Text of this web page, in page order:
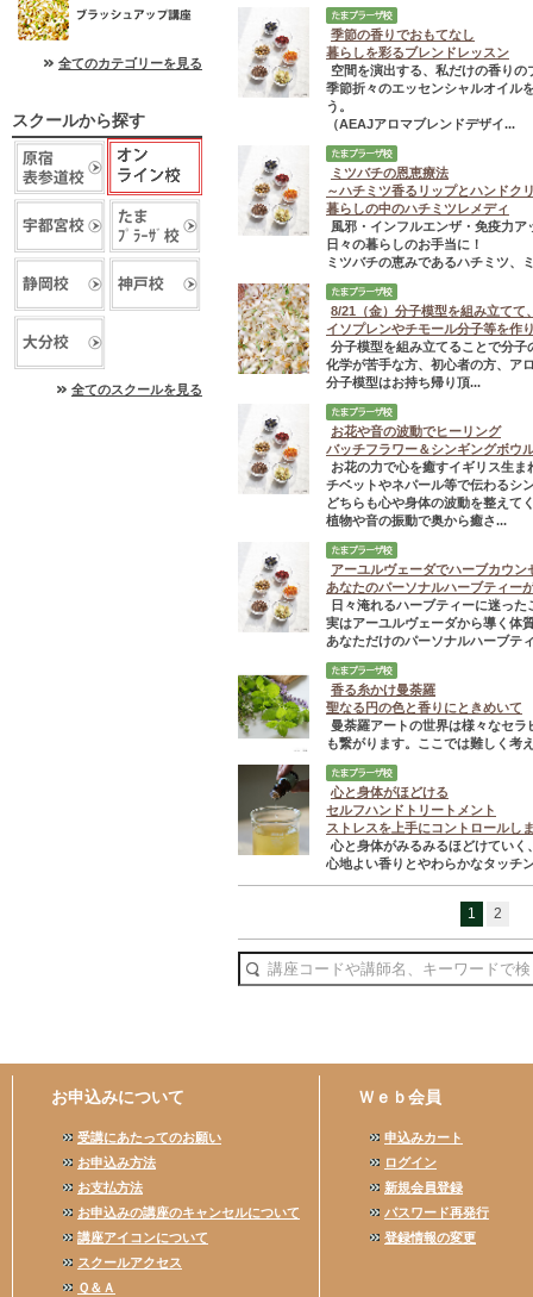
全てのカテゴリーを見る
スクールから探す
全てのスクールを見る
季節の香りでおもてなし
暮らしを彩るブレンドレッスン
空間を演出する、私だけの香りの
季節折々のエッセンシャルオイル
う。
（AEAJアロマブレンドデザイ...
ミツバチの恩恵療法
～ハチミツ香るリップとハンドク
暮らしの中のハチミツレメディ
風邪・インフルエンザ・免疫力
日々の暮らしのお手当に！
ミツバチの恵みであるハチミツ、
8/21（金）分子模型を組み立てて
イソプレンやチモール分子等を作
分子模型を組み立てることで分子
化学が苦手な方、初心者の方、ア
分子模型はお持ち帰り頂...
お花や音の波動でヒーリング
バッチフラワー＆シンギングボウ
お花の力で心を癒すイギリス生ま
チベットやネパール等で伝わるシ
どちらも心や身体の波動を整えて
植物や音の振動で奥から癒さ...
アーユルヴェーダでハーブカウン
あなたのパーソナルハーブティー
日々淹れるハーブティーに迷った
実はアーユルヴェーダから導く体
あなただけのパーソナルハーブテ
香る糸かけ曼荼羅
聖なる円の色と香りにときめいて
曼荼羅アートの世界は様々なセ
も繋がります。ここでは難しく考
心と身体がほどける
セルフハンドトリートメント
ストレスを上手にコントロールし
心と身体がみるみるほどけてい
心地よい香りとやわらかなタッチ
1 2
お申込みについて
受講にあたってのお願い
お申込み方法
お支払方法
お申込みの講座のキャンセルについて
講座アイコンについて
スクールアクセス
Ｑ＆Ａ
Ｗｅｂ会員
申込みカート
ログイン
新規会員登録
パスワード再発行
登録情報の変更